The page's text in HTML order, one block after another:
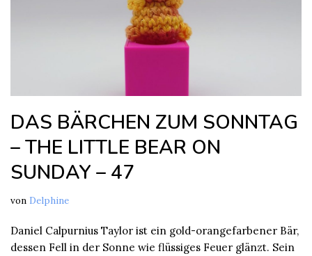
DAS BÄRCHEN ZUM SONNTAG
– THE LITTLE BEAR ON
SUNDAY – 47
von Delphine
Daniel Calpurnius Taylor ist ein gold-orangefarbener Bär,
dessen Fell in der Sonne wie flüssiges Feuer glänzt. Sein